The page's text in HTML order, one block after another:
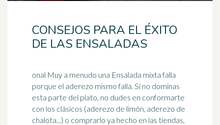
CONSEJOS PARA EL ÉXITO
DE LAS ENSALADAS
onal Muy a menudo una Ensalada mixta falla
porque el aderezo mismo falla. Si no dominas
esta parte del plato, no dudes en conformarte
con los clásicos (aderezo de limón, aderezo de
chalota...) o comprarlo ya hecho en las tiendas,